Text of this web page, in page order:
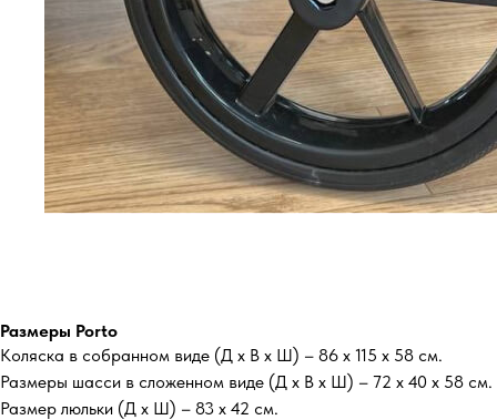
Размеры Porto
Коляска в собранном виде (Д х В х Ш) – 86 х 115 х 58 см.
Размеры шасси в сложенном виде (Д х В х Ш) – 72 х 40 х 58 см.
Размер люльки (Д х Ш) – 83 х 42 см.